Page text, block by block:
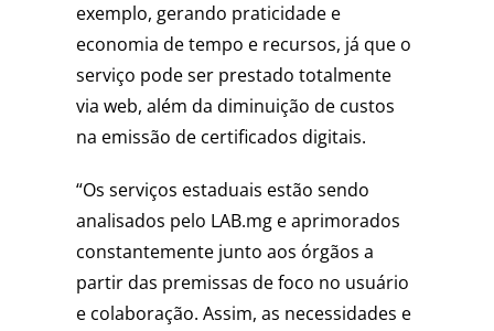
exemplo, gerando praticidade e
economia de tempo e recursos, já que o
serviço pode ser prestado totalmente
via web, além da diminuição de custos
na emissão de certificados digitais.
“Os serviços estaduais estão sendo
analisados pelo LAB.mg e aprimorados
constantemente junto aos órgãos a
partir das premissas de foco no usuário
e colaboração. Assim, as necessidades e